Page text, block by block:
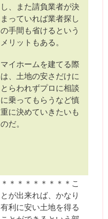
し、また請負業者が決
まっていれば業者探し
の手間も省けるという
メリットもある。
マイホームを建てる際
は、土地の安さだけに
とらわれずプロに相談
に乗ってもらうなど慎
重に決めていきたいも
のだ。
＊＊＊＊＊＊＊＊＊こ
とが出来れば、かなり
有利に安い土地を得る